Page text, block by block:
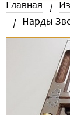
Главная
Нарды